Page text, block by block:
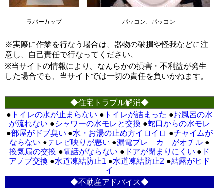
ラバーカップ パッコン、パッコン
※実際に作業を行なう場合は、器物の破損や怪我などに注
意し、自己責任で行なってください。
※当サイトの情報により、なんらかの損害・不利益が発生
した場合でも、当サイトでは一切の責任を負いかねます。
◆住宅トラブル解消◆
● トイレの水が止まらない ● トイレが詰まった ●お風呂の水
が流れない ●シャワーの水モレと交換 ●蛇口からの水モレ
●部屋がドブ臭い ●水・お湯の止め方イロイロ ●チャイムが
ならない ●テレビ映りが悪い ●漏電ブレーカーがオチル ●
換気扇の交換 ●電話がならない ● ドアが閉まりにくい ● ド
アノブ交換 ●水道凍結防止1 ●水道凍結防止2 ●結露がヒド
イ
◆不動産アドバイス◆